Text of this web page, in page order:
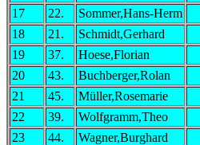
17
22. Sommer,Hans-Herm
18
21. Schmidt,Gerhard
19
37. Hoese,Florian
20
43. Buchberger,Rolan
21
45. Müller,Rosemarie
22
39. Wolfgramm,Theo
23
44. Wagner,Burghard